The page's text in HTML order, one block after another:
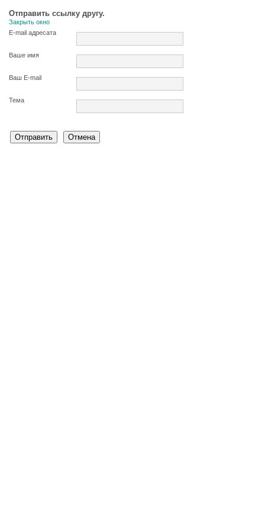
Отправить ссылку другу.
Закрыть окно
E-mail адресата
Ваше имя
Ваш E-mail
Тема
Отправить Отмена